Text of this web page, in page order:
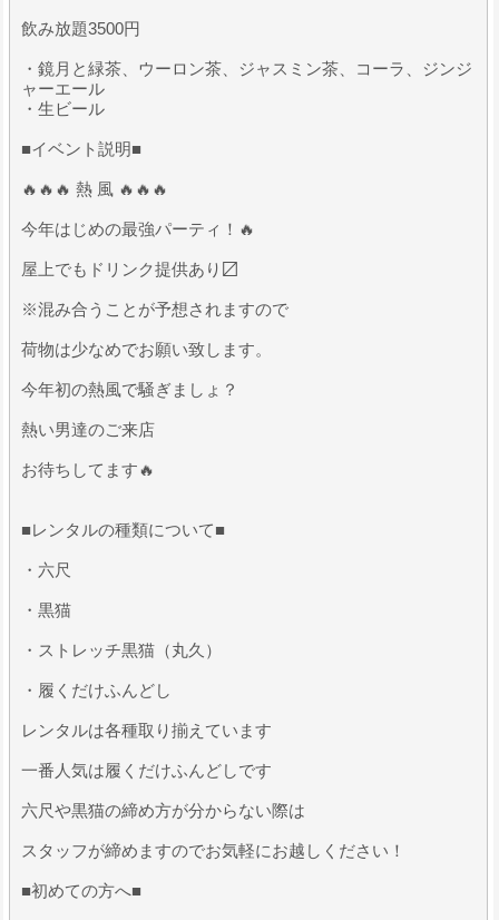
飲み放題3500円
・鏡月と緑茶、ウーロン茶、ジャスミン茶、コーラ、ジンジ
ャーエール
・生ビール
■イベント説明■
🔥🔥🔥 熱 風 🔥🔥🔥
今年はじめの最強パーティ！🔥
屋上でもドリンク提供あり〼
※混み合うことが予想されますので
荷物は少なめでお願い致します。
今年初の熱風で騒ぎましょ？
熱い男達のご来店
お待ちしてます🔥
■レンタルの種類について■
・六尺
・黒猫
・ストレッチ黒猫（丸久）
・履くだけふんどし
レンタルは各種取り揃えています
一番人気は履くだけふんどしです
六尺や黒猫の締め方が分からない際は
スタッフが締めますのでお気軽にお越しください！
■初めての方へ■